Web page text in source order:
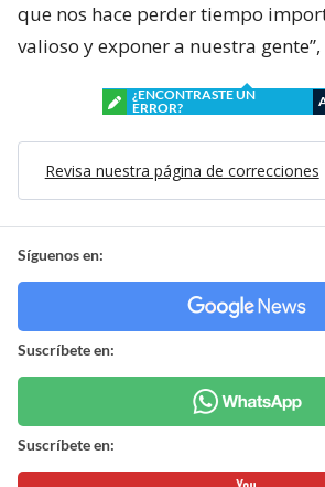
que nos hace perder tiempo
valioso y exponer a nuestra
¿ENCONTRASTE UN
ERROR?
Revisa nuestra página de correcciones
Síguenos en:
Suscríbete en:
Suscríbete en: